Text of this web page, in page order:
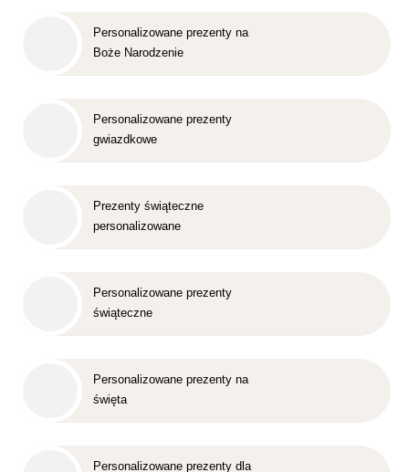
Personalizowane prezenty na
Boże Narodzenie
Personalizowane prezenty
gwiazdkowe
Prezenty świąteczne
personalizowane
Personalizowane prezenty
świąteczne
Personalizowane prezenty na
święta
Personalizowane prezenty dla